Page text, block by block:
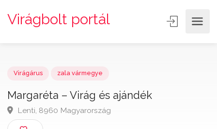
Virágbolt portál
Margaréta – Virág és ajándék
Lenti, 8960 Magyarország